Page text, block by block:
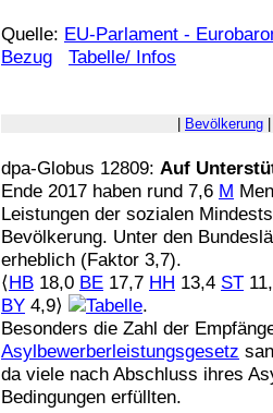
Quelle: EU-Parlament -
Bezug
Tabelle/ Infos
Bevölkerung
dpa-Globus 12809: Auf
Ende 2017 haben rund 7,6 M
Leistungen der sozialen
Bevölkerung. Unter den
erheblich (Faktor 3,7).
⟨HB 18,0 BE 17,7 HH 13,4 ST
BY 4,9⟩
.
Besonders die Zahl der
Asylbewerberleistungsgesetz
da viele nach Abschluss ihres
Bedingungen erfüllten.